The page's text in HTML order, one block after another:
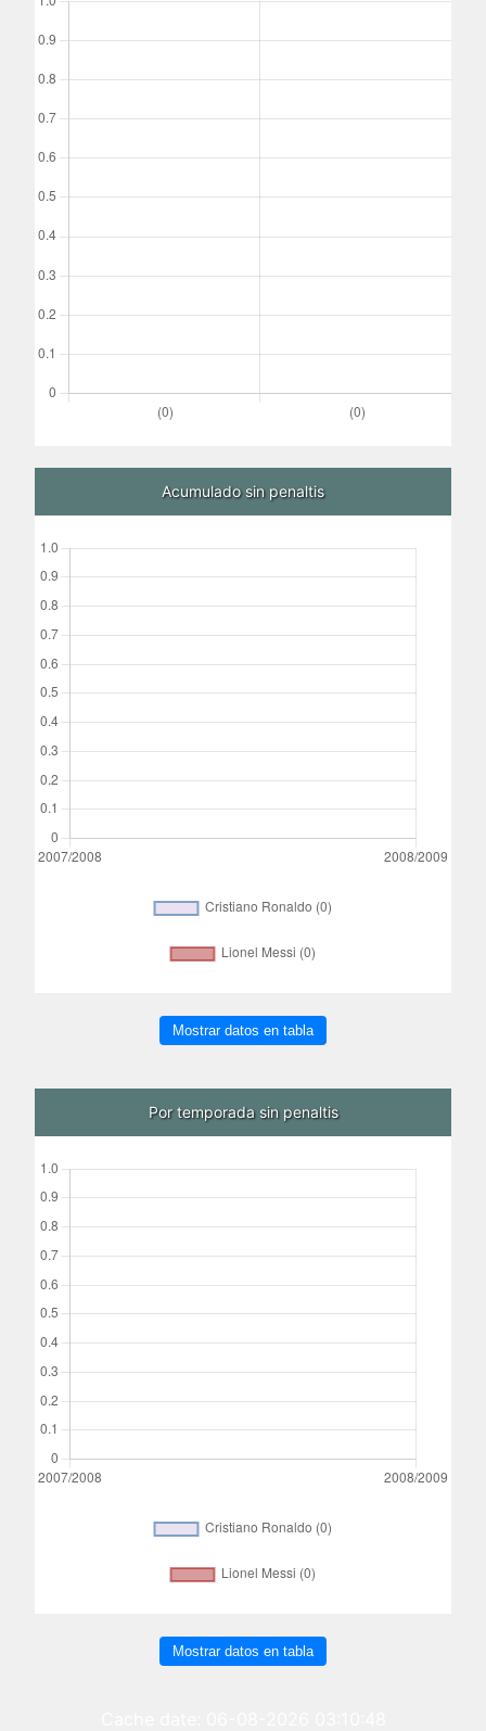
Acumulado sin penaltis
Mostrar datos en tabla
Por temporada sin penaltis
Mostrar datos en tabla